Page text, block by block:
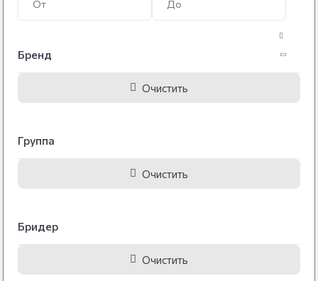
Витамины и добавки
Уход за лапами
Уход за полостью рта
Средства для коррекции поведения
Бренд
Очистить
Группа
Очистить
Бридер
Очистить